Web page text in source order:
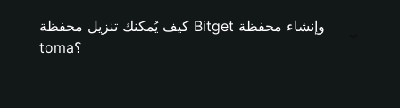
كيف يُمكنك تنزيل محفظة Bitget وإنشاء محفظة
toma؟